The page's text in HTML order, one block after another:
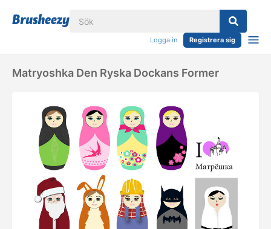
Logga in Registrera sig
Matryoshka Den Ryska Dockans Former